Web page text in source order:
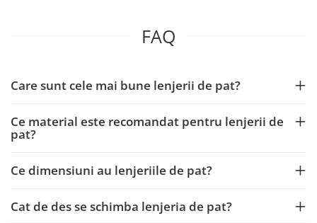
FAQ
Care sunt cele mai bune lenjerii de pat?
Ce material este recomandat pentru lenjerii de
pat?
Ce dimensiuni au lenjeriile de pat?
Cat de des se schimba lenjeria de pat?